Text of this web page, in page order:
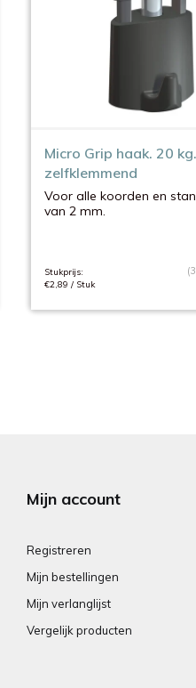
Micro Grip haak. 20 kg.
zelfklemmend
Voor alle koorden en
van 2 mm.
Stukprijs:
€2,89 / Stuk
Mijn account
Registreren
Mijn bestellingen
Mijn verlanglijst
Vergelijk producten